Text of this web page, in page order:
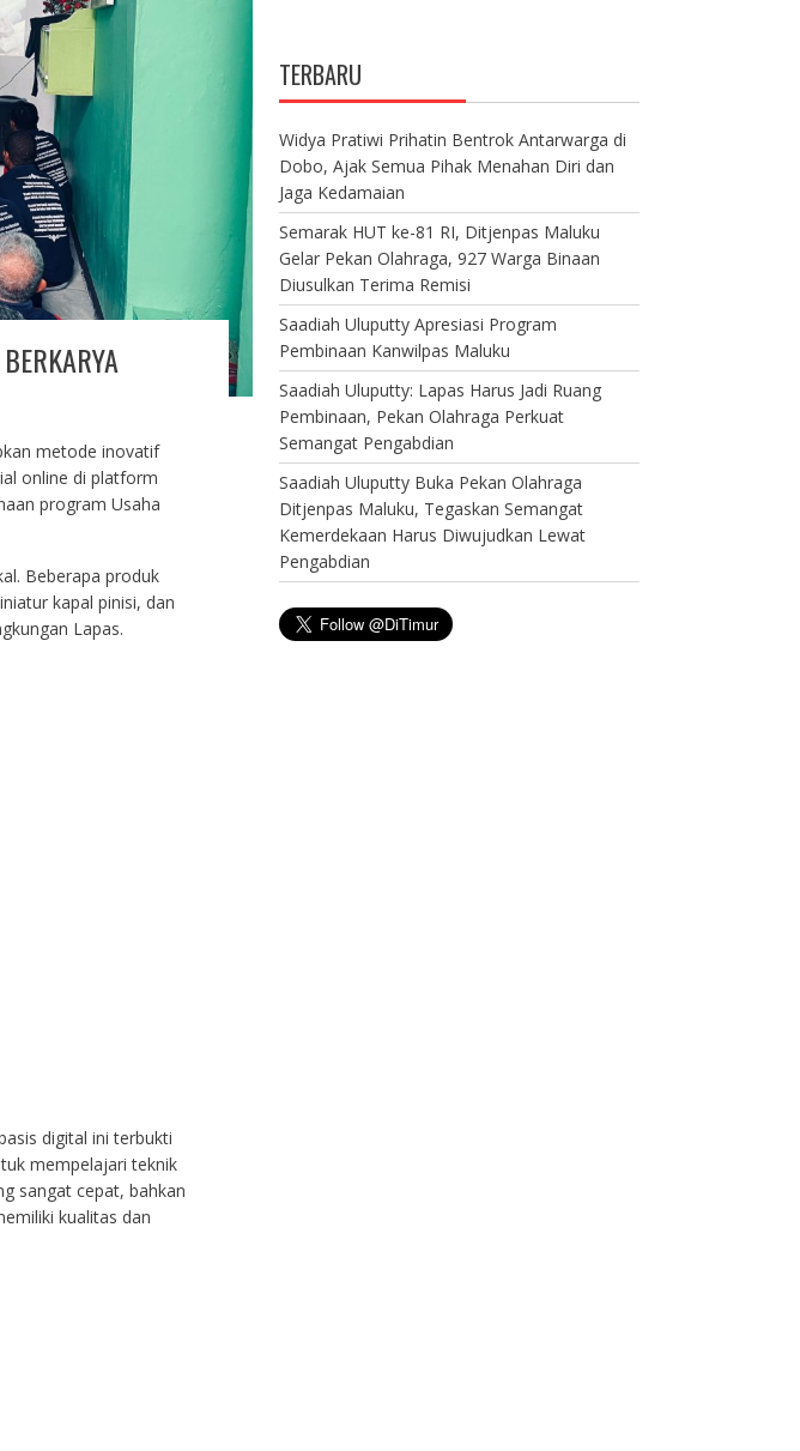
metode inovatif
online di platform
program Usaha
Beberapa produk
kapal pinisi, dan
Lapas.
digital ini terbukti
mempelajari teknik
sangat cepat, bahkan
kualitas dan
TERBARU
Widya Pratiwi Prihatin Bentrok Antarwarga di
Dobo, Ajak Semua Pihak Menahan Diri dan
Jaga Kedamaian
Semarak HUT ke-81 RI, Ditjenpas Maluku
Gelar Pekan Olahraga, 927 Warga Binaan
Diusulkan Terima Remisi
Saadiah Uluputty Apresiasi Program
Pembinaan Kanwilpas Maluku
Saadiah Uluputty: Lapas Harus Jadi Ruang
Pembinaan, Pekan Olahraga Perkuat
Semangat Pengabdian
Saadiah Uluputty Buka Pekan Olahraga
Ditjenpas Maluku, Tegaskan Semangat
Kemerdekaan Harus Diwujudkan Lewat
Pengabdian